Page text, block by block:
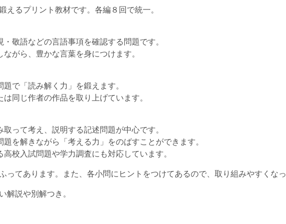
えるプリント教材です。各編８回で統一。
敬語などの言語事項を確認する問題です。
がら、豊かな言葉を身につけます。
で「読み解く力」を鍛えます。
同じ作者の作品を取り上げています。
って考え、説明する記述問題が中心です。
を解きながら「考える力」をのばすことができます。
校入試問題や学力調査にも対応しています。
ってあります。また、各小問にヒントをつけてあるので、取り組みやすくなっ
解説や別解つき。